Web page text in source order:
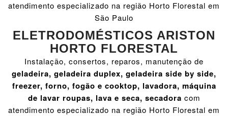
atendimento especializado na região Horto Florestal em
São Paulo
ELETRODOMÉSTICOS ARISTON
HORTO FLORESTAL
Instalação, consertos, reparos, manutenção de
geladeira, geladeira duplex, geladeira side by side,
freezer, forno, fogão e cooktop, lavadora, máquina
de lavar roupas, lava e seca, secadora com
atendimento especializado na região Horto Florestal em